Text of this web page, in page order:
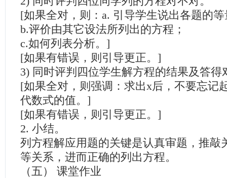
[如果全对，则：a. 引导学生说出各题的
b.评价由其它设法所列出的方程；
c.如何列表分析。]
[如果有错误，则引导更正。]
3) 同时评判四位学生解方程的结果及答得
[如果全对，则强调：求出x后，不要忘记
代数式的值。]
[如果有错误，则引导更正。]
2. 小结。
列方程解应用题的关键是认真审题，推敲
等关系，进而正确的列出方程。
（五） 课堂作业